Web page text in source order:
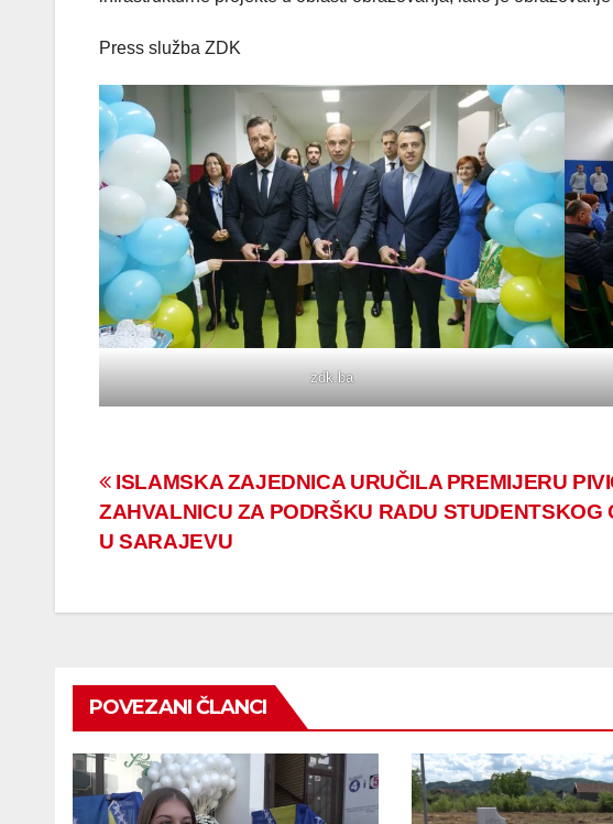
Press služba ZDK
zdk.ba
Navigacija
članaka
ISLAMSKA ZAJEDNICA URUČILA PREMIJERU
ZAHVALNICU ZA PODRŠKU RADU STUDENTSKOG
U SARAJEVU
POVEZANI ČLANCI